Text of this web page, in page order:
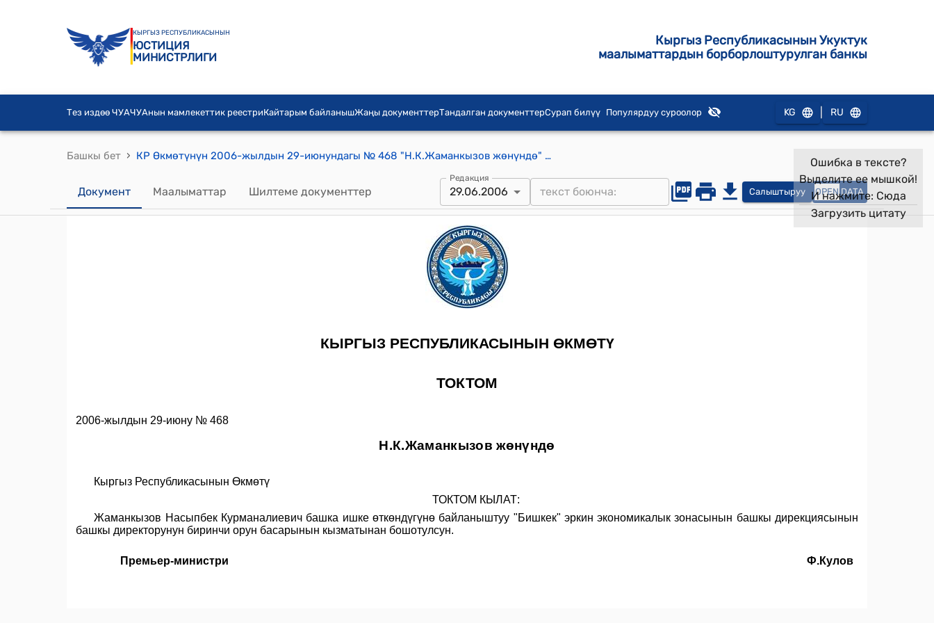
КЫРГЫЗ РЕСПУБЛИКАСЫНЫН
ЮСТИЦИЯ
МИНИСТРЛИГИ
Кыргыз Республикасынын Укуктук
маалыматтардын борборлоштурулган банкы
Тез издөө ЧУАЧУАнын мамлекеттик реестриКайтарым байланышЖаңы документтерТандалган документтерСурап билүү Популярдуу суроолор KG RU
Башкы бет › КР Өкмөтүнүн 2006-жылдын 29-июнундагы № 468 "Н.К.Жаманкызов жөнүндө" токтому
Документ Маалыматтар Шилтеме документтер
Редакция
29.06.2006 Салыштыруу OPEN DATA
Ошибка в тексте?
Выделите ее мышкой!
И нажмите: Сюда
Загрузить цитату